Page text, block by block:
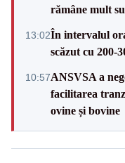
rămâne mult
13:02În intervalul
scăzut cu 200-
10:57ANSVSA a
facilitarea
ovine și bovine